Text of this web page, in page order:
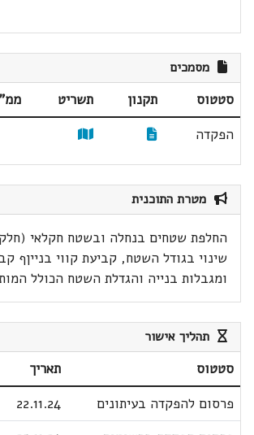
מסמכים
סטטוס תקנון תשריט
הפקדה
מטרת התוכנית
החלפת שטחים בנחלה ובשטח חקלאי
שינוי בגודל השטח, קביעת קווי בנייןף
ומגבלות בנייה והגדלת השטח הכולל
תהליך אישור
סטטוס תאריך
פרסום להפקדה בעיתונים
22.11.24